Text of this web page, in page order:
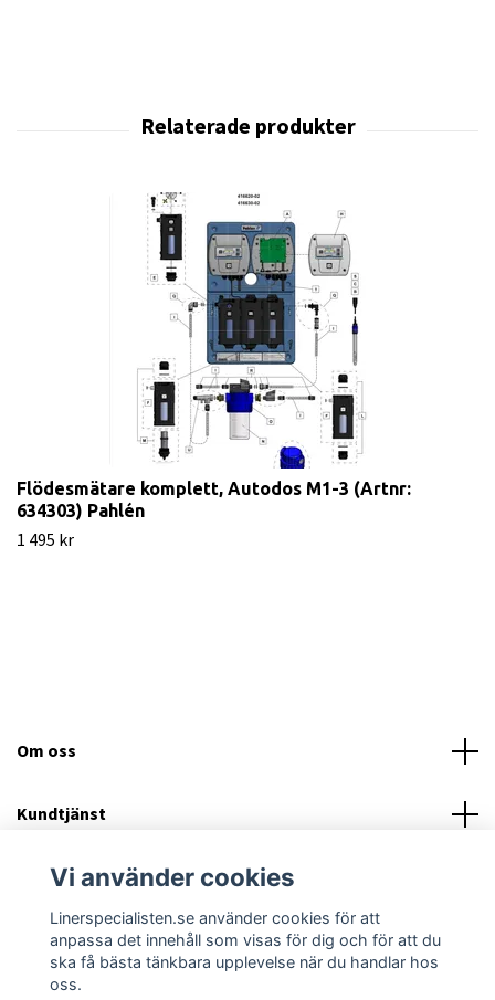
Flödesmätare komplett, Autodos M1-3 (Artnr:
634303) Pahlén
1 495 kr
Om oss
Kundtjänst
Läs mer
Sociala medier
Vi använder cookies
Linerspecialisten.se använder cookies för att
anpassa det innehåll som visas för dig och för att du
ska få bästa tänkbara upplevelse när du handlar hos
oss.